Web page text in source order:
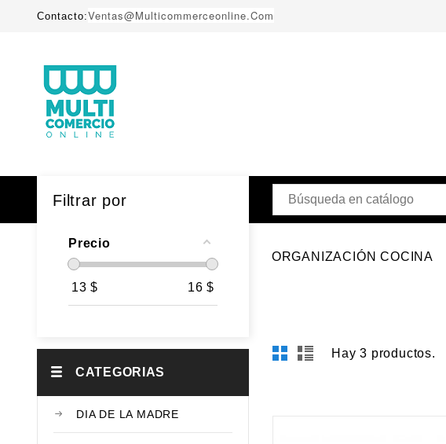
Contacto:Ventas@multicommerceonline.com
Filtrar por
Precio
13 $ 16 $
CATEGORIAS
DIA DE LA MADRE
ORGANIZACIÓN COCINA
Hay 3 productos.